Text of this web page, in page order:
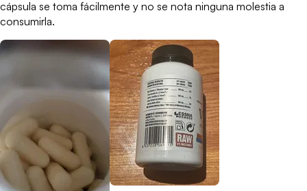
cápsula se toma fácilmente y no se nota ninguna molestia a
consumirla.